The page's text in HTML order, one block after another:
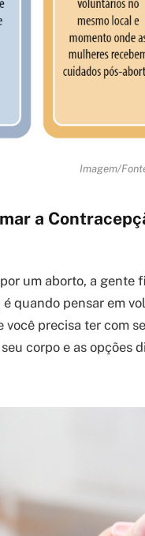
Imagem/
a
um aborto, a gente
quando pensar em
você precisa ter com
corpo e as opções